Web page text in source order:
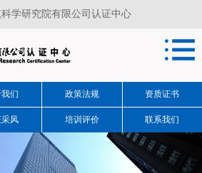
学研究院有限公司认证中心
们 政策法规 资质证书
风 培训评价 联系我们